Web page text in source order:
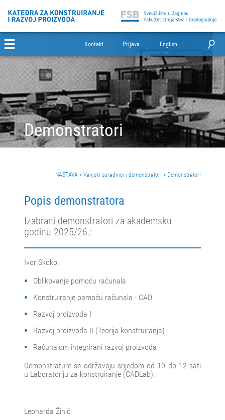
Kontakt Prijava English
Demonstratori
NASTAVA > Vanjski suradnici i demonstratori > Demonstratori
Popis demonstratora
Izabrani demonstratori za akademsku
godinu 2025/26.:
Ivor Skoko:
Oblikovanje pomoću računala
Konstruiranje pomoću računala - CAD
Razvoj proizvoda I
Razvoj proizvoda II (Teorija konstruiranja)
Računalom integrirani razvoj proizvoda
Demonstrature se održavaju srijedom od 10 do 12 sati
u Laboratoriju za konstruiranje (CADLab).
Leonarda Žinić: